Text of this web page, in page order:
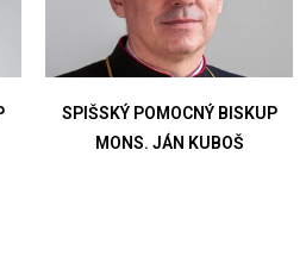
SPIŠSKÝ POMOCNÝ BISKUP
MONS. JÁN KUBOŠ